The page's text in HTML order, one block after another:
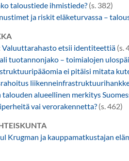
taloustiede ihmistiede? (s. 382)
ja riskit eläketurvassa –
Valuuttarahasto etsii identiteettiä (s.
tuotannonjako – toimialojen
ei pitäisi mitata
talouden alueellinen merkitys
vai verorakennetta? (s. 462)
Krugman ja kauppamatkustajan